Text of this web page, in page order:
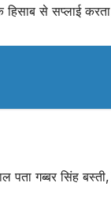
से सप्लाई
पता गब्बर सिंह